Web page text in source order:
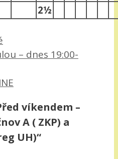
2½
– dnes 19:00-
víkendem –
A ( ZKP) a
UH)“